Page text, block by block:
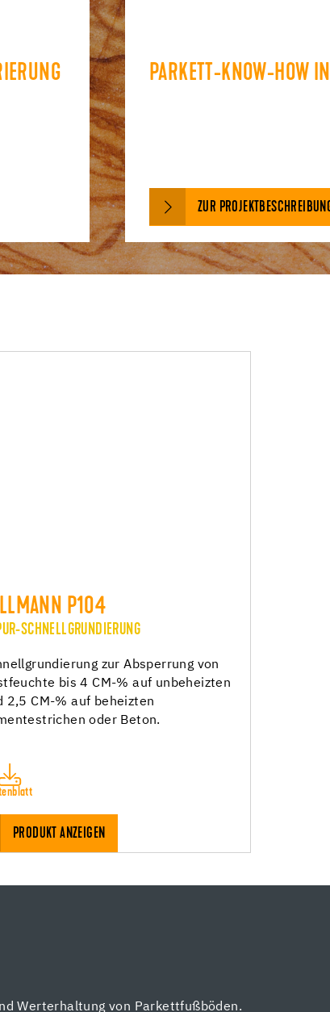
PARKETT-KNOW-HOW
ZUR
P104
SCHNELLGRUNDIERUNG
zur Absperrung von
bis 4 CM-% auf unbeheizten
2,5 CM-% auf beheizten
oder Beton.
PRODUKT ANZEIGEN
Werterhaltung von Parkettfußböden.